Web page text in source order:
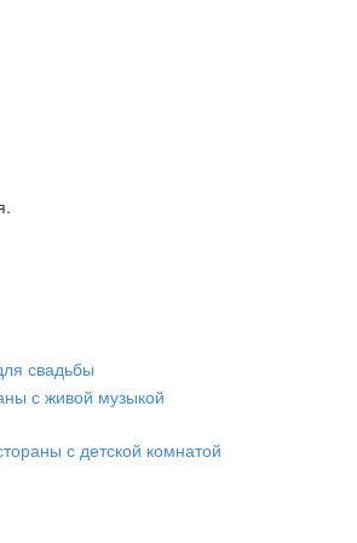
свадьбы
с живой музыкой
с детской комнатой